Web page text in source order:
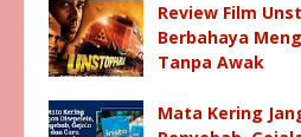
Review Film
Berbahaya
Tanpa Awak
Mata Kering